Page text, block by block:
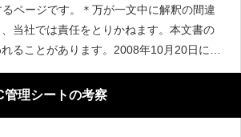
ページです。＊万が一文中に解釈の間違
当社では責任をとりかねます。本文書の
ることがあります。2008年10月20日に
センター主催で開催された「平成20年度
品医療機器総合機構（以下
理シートの考察